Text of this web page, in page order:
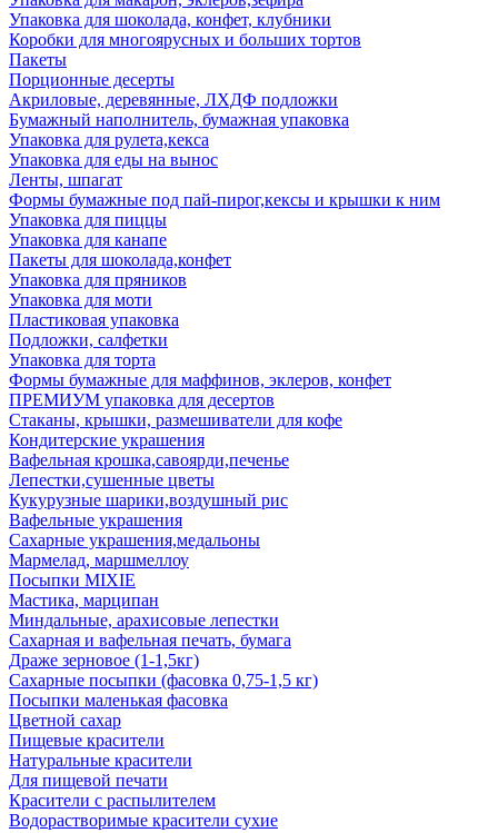
Упаковка для шоколада, конфет, клубники
Коробки для многоярусных и больших тортов
Пакеты
Порционные десерты
Акриловые, деревянные, ЛХДФ подложки
Бумажный наполнитель, бумажная упаковка
Упаковка для рулета,кекса
Упаковка для еды на вынос
Ленты, шпагат
Формы бумажные под пай-пирог,кексы и крышки к ним
Упаковка для пиццы
Упаковка для канапе
Пакеты для шоколада,конфет
Упаковка для пряников
Упаковка для моти
Пластиковая упаковка
Подложки, салфетки
Упаковка для торта
Формы бумажные для маффинов, эклеров, конфет
ПРЕМИУМ упаковка для десертов
Стаканы, крышки, размешиватели для кофе
Кондитерские украшения
Вафельная крошка,савоярди,печенье
Лепестки,сушенные цветы
Кукурузные шарики,воздушный рис
Вафельные украшения
Сахарные украшения,медальоны
Мармелад, маршмеллоу
Посыпки MIXIE
Мастика, марципан
Миндальные, арахисовые лепестки
Сахарная и вафельная печать, бумага
Драже зерновое (1-1,5кг)
Сахарные посыпки (фасовка 0,75-1,5 кг)
Посыпки маленькая фасовка
Цветной сахар
Пищевые красители
Натуральные красители
Для пищевой печати
Красители с распылителем
Водорастворимые красители сухие